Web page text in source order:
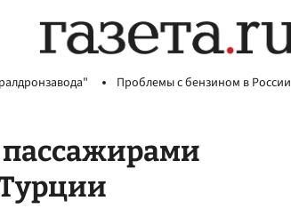
Проблемы с бензином в России
пассажирами